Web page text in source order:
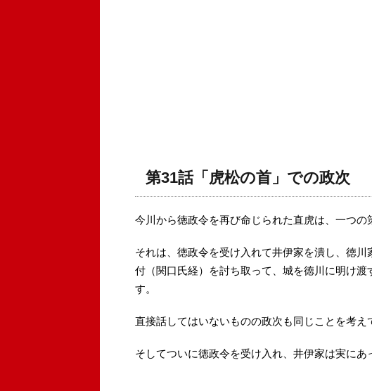
第31話「虎松の首」での政次
今川から徳政令を再び命じられた直虎は、一つの
それは、徳政令を受け入れて井伊家を潰し、徳
付（関口氏経）を討ち取って、城を徳川に明け
す。
直接話してはいないものの政次も同じことを考え
そしてついに徳政令を受け入れ、井伊家は実にあ